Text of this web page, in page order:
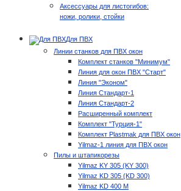
Аксессуары для листогибов:
ножи, ролики, стойки
Для ПВХ
Линии станков для ПВХ окон
Комплект станков "Минимум"
Линия для окон ПВХ "Старт"
Линия "Эконом"
Линия Стандарт-1
Линия Стандарт-2
Расширенный комплект
Комплект "Турция-1"
Комплект Plastmak для ПВХ окон
Yilmaz-1 линия для ПВХ окон
Пилы и штапикорезы
Yilmaz KY 305 (KY 300)
Yilmaz KD 305 (KD 300)
Yilmaz KD 400 M